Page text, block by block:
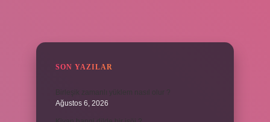
SON YAZILAR
Ağustos 6, 2026